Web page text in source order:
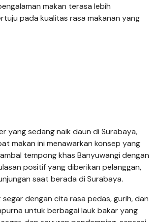
makan terasa lebih
pada kualitas rasa makanan yang
yang sedang naik daun di Surabaya,
makan ini menawarkan konsep yang
tempong khas Banyuwangi dengan
positif yang diberikan pelanggan,
saat berada di Surabaya.
dengan cita rasa pedas, gurih, dan
untuk berbagai lauk bakar yang